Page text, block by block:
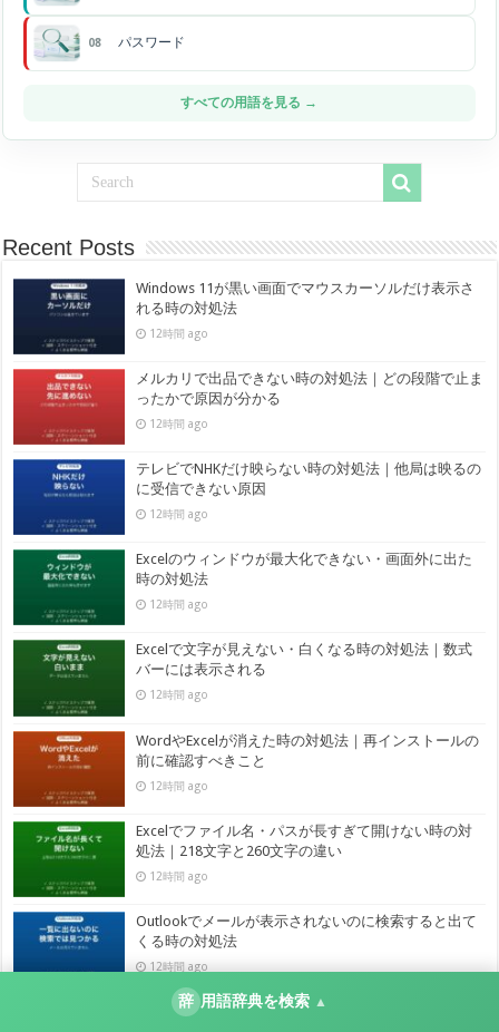
08 パスワード
すべての用語を見る →
Recent Posts
Windows 11が黒い画面でマウスカーソルだけ表示さ
れる時の対処法
12時間 ago
メルカリで出品できない時の対処法｜どの段階で止ま
ったかで原因が分かる
12時間 ago
テレビでNHKだけ映らない時の対処法｜他局は映るの
に受信できない原因
12時間 ago
Excelのウィンドウが最大化できない・画面外に出た
時の対処法
12時間 ago
Excelで文字が見えない・白くなる時の対処法｜数式
バーには表示される
12時間 ago
WordやExcelが消えた時の対処法｜再インストールの
前に確認すべきこと
12時間 ago
Excelでファイル名・パスが長すぎて開けない時の対
処法｜218文字と260文字の違い
12時間 ago
Outlookでメールが表示されないのに検索すると出て
くる時の対処法
12時間 ago
Excelのパスワードが合っているのに開けない時の対
辞 用語辞典を検索 ▲